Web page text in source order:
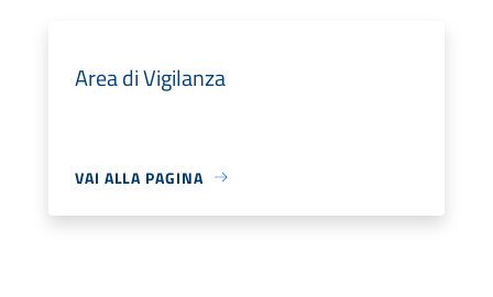
Area di Vigilanza
VAI ALLA PAGINA